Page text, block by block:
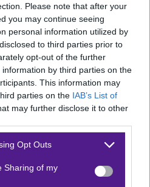
Please note that after your
you may continue seeing
personal information utilized by
to third parties prior to
opt-out of the further
by third parties on the
This information may
parties on the IAB’s List of
may further disclose it to other
app uses one or more Google
behaviour. You may click to
and its third-party tags to
Opt Outs
Sharing of my
–
Βίλα
COSMOTE SPORT
1 & 4Κ & ΑΝΤ1
δεν προσφέρονται για
Streaming*, ωστόσο
την εξέλιξή του τελικού
εταιρίεςστην